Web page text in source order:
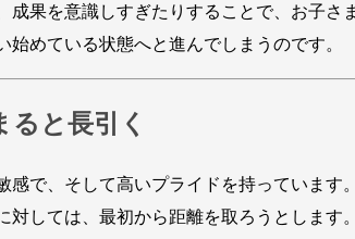
成果を意識しすぎたりすることで、お子
めている状態へと進んでしまうのです。
ると長引く
で、そして高いプライドを持っています。
しては、最初から距離を取ろうとします。